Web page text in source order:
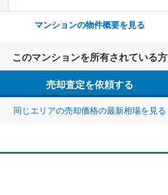
マンションの物件概要を見る
このマンションを所有されている方
売却査定を依頼する
同じエリアの売却価格の最新相場を見る